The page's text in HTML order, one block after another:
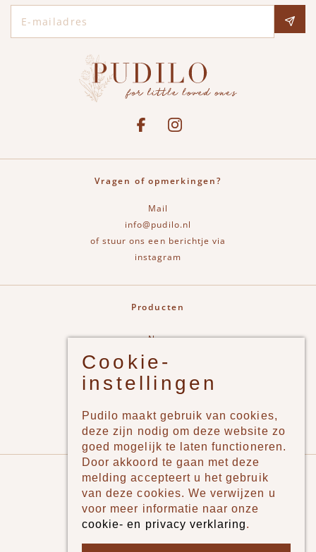
See our FacebookBekijk onze Instagram pagina
Vragen of opmerkingen?
Mail
info@pudilo.nl
of stuur ons een berichtje via
instagram
Producten
New
Jongens
Meisjes
Merken
Pudilo
Over ons
Algemene voorwaarden
Cookie-
instellingen
Pudilo maakt gebruik van cookies,
deze zijn nodig om deze website zo
goed mogelijk te laten functioneren.
Door akkoord te gaan met deze
melding accepteert u het gebruik
van deze cookies. We verwijzen u
voor meer informatie naar onze
cookie- en privacy verklaring.